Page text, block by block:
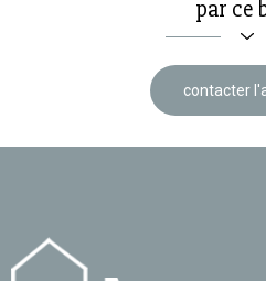
par ce
contacter